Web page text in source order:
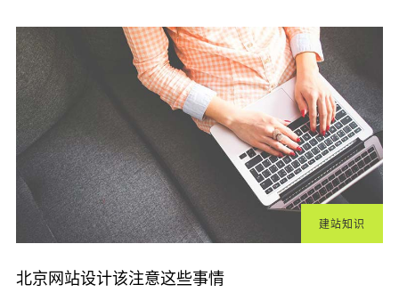
建站知识
北京网站设计该注意这些事情